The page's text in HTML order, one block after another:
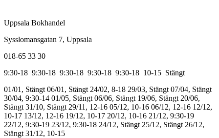
Uppsala Bokhandel
Sysslomansgatan 7, Uppsala
018-65 33 30
9:30-18 9:30-18 9:30-18 9:30-18 9:30-18 10-15 Stängt
01/01, Stängt 06/01, Stängt 24/02, 8-18 29/03, Stängt 07/04, Stängt
30/04, 9:30-14 01/05, Stängt 06/06, Stängt 19/06, Stängt 20/06,
Stängt 31/10, Stängt 29/11, 12-16 05/12, 10-16 06/12, 12-16 12/12,
10-17 13/12, 12-16 19/12, 10-17 20/12, 10-16 21/12, 9:30-19
22/12, 9:30-19 23/12, 9:30-18 24/12, Stängt 25/12, Stängt 26/12,
Stängt 31/12, 10-15